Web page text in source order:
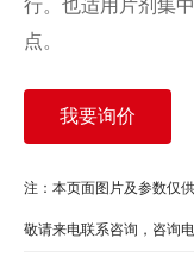
行。也适用片剂集
点。
我要询价
注：本页面图片及参数仅
敬请来电联系咨询，咨询